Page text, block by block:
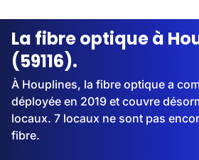
Streaming
La fibre optique à
(59116).
À Houplines, la fibre optique a
déployée en 2019 et couvre
locaux. 7 locaux ne sont pas
fibre.